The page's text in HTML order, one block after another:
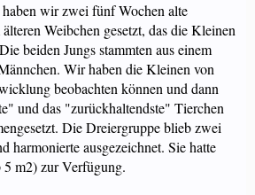
wir zwei fünf Wochen alte
Weibchen gesetzt, das die Kleinen
beiden Jungs stammten aus einem
Wir haben die Kleinen von
beobachten können und dann
und das "zurückhaltendste" Tierchen
Die Dreiergruppe blieb zwei
harmonierte ausgezeichnet. Sie hatte
m2) zur Verfügung.